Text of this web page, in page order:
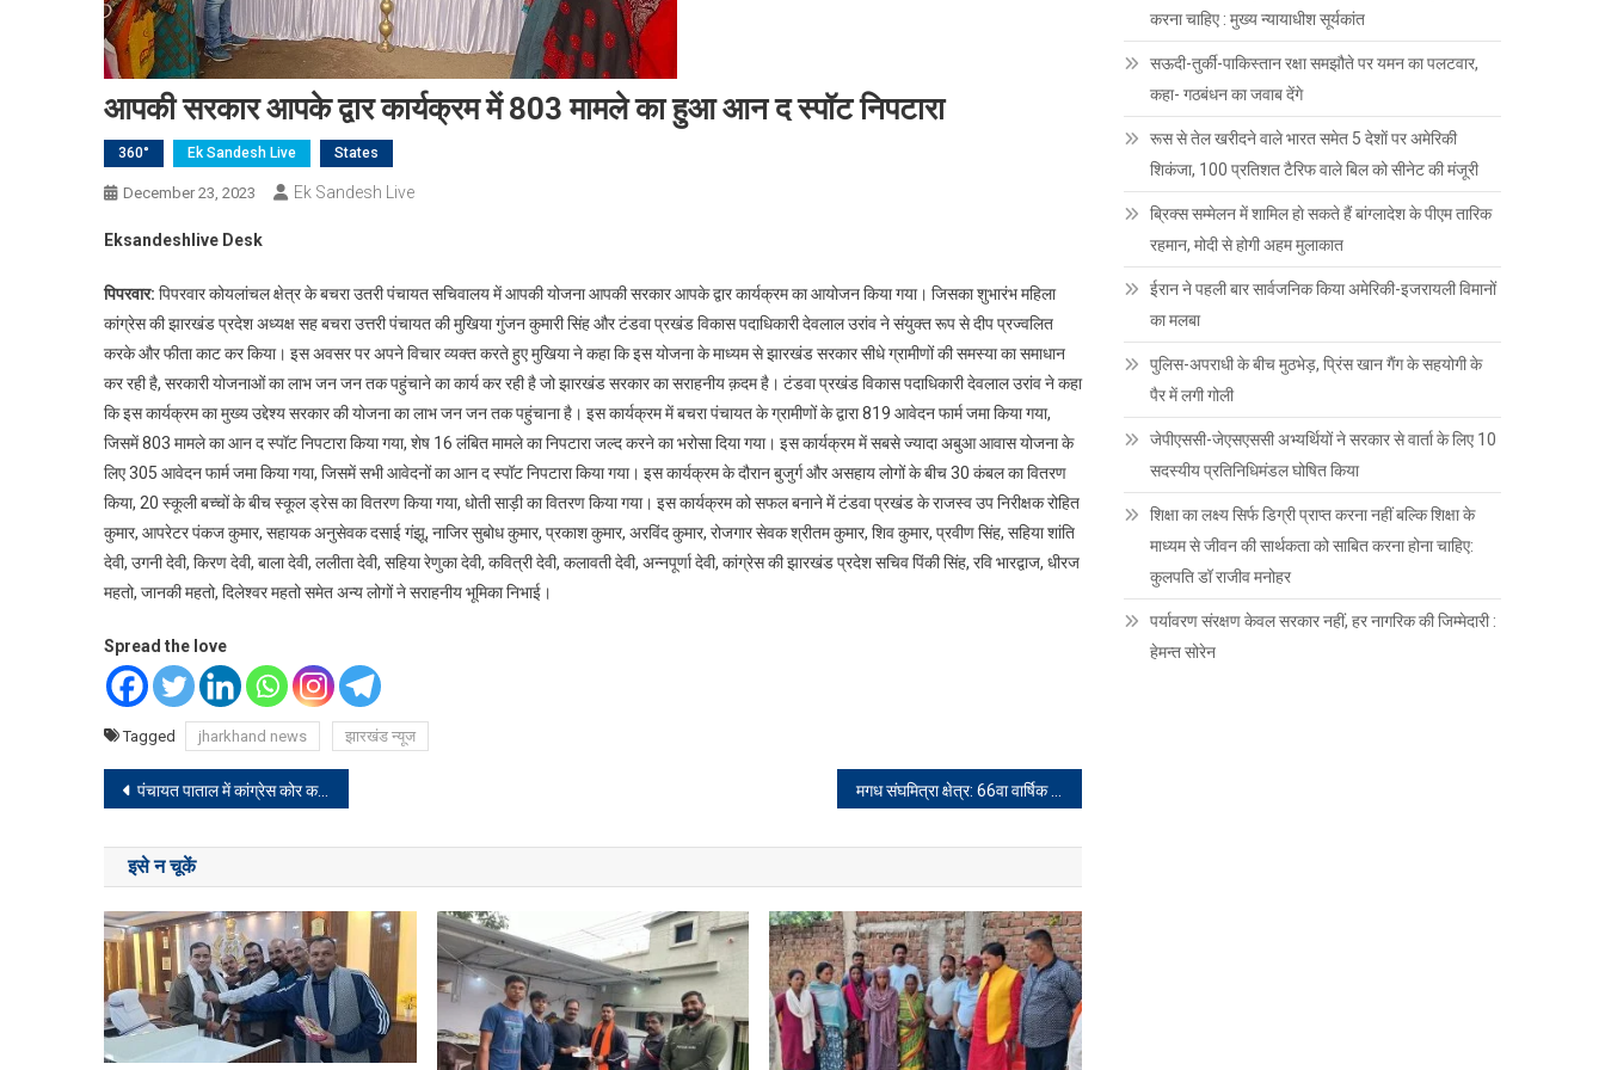
आपकी सरकार आपके द्वार कार्यक्रम में 803 मामले का हुआ आन द स्पॉट निपटारा
360° Ek Sandesh Live States
December 23, 2023 Ek Sandesh Live
Eksandeshlive Desk
पिपरवार: पिपरवार कोयलांचल क्षेत्र के बचरा उतरी पंचायत सचिवालय में आपकी योजना आपकी सरकार आपके द्वार कार्यक्रम का आयोजन किया गया। जिसका शुभारंभ महिला
कांग्रेस की झारखंड प्रदेश अध्यक्ष सह बचरा उत्तरी पंचायत की मुखिया गुंजन कुमारी सिंह और टंडवा प्रखंड विकास पदाधिकारी देवलाल उरांव ने संयुक्त रूप से दीप प्रज्वलित
करके और फीता काट कर किया। इस अवसर पर अपने विचार व्यक्त करते हुए मुखिया ने कहा कि इस योजना के माध्यम से झारखंड सरकार सीधे ग्रामीणों की समस्या का समाधान
कर रही है, सरकारी योजनाओं का लाभ जन जन तक पहुंचाने का कार्य कर रही है जो झारखंड सरकार का सराहनीय क़दम है। टंडवा प्रखंड विकास पदाधिकारी देवलाल उरांव ने कहा
कि इस कार्यक्रम का मुख्य उद्देश्य सरकार की योजना का लाभ जन जन तक पहुंचाना है। इस कार्यक्रम में बचरा पंचायत के ग्रामीणों के द्वारा 819 आवेदन फार्म जमा किया गया,
जिसमें 803 मामले का आन द स्पॉट निपटारा किया गया, शेष 16 लंबित मामले का निपटारा जल्द करने का भरोसा दिया गया। इस कार्यक्रम में सबसे ज्यादा अबुआ आवास योजना के
लिए 305 आवेदन फार्म जमा किया गया, जिसमें सभी आवेदनों का आन द स्पॉट निपटारा किया गया। इस कार्यक्रम के दौरान बुजुर्ग और असहाय लोगों के बीच 30 कंबल का वितरण
किया, 20 स्कूली बच्चों के बीच स्कूल ड्रेस का वितरण किया गया, धोती साड़ी का वितरण किया गया। इस कार्यक्रम को सफल बनाने में टंडवा प्रखंड के राजस्व उप निरीक्षक रोहित
कुमार, आपरेटर पंकज कुमार, सहायक अनुसेवक दसाई गंझू, नाजिर सुबोध कुमार, प्रकाश कुमार, अरविंद कुमार, रोजगार सेवक श्रीतम कुमार, शिव कुमार, प्रवीण सिंह, सहिया शांति
देवी, उगनी देवी, किरण देवी, बाला देवी, ललीता देवी, सहिया रेणुका देवी, कवित्री देवी, कलावती देवी, अन्नपूर्णा देवी, कांग्रेस की झारखंड प्रदेश सचिव पिंकी सिंह, रवि भारद्वाज, धीरज
महतो, जानकी महतो, दिलेश्वर महतो समेत अन्य लोगों ने सराहनीय भूमिका निभाई।
Spread the love
Tagged jharkhand news झारखंड न्यूज
Post
navigation
पंचायत पाताल में कांग्रेस कोर कमेटी का हुआ गठन, फुलेश्वर महतो बने पंचायत अध्यक्ष मगध संघमित्रा क्षेत्र: 66वा वार्षिक खान सुरक्षा सप्ताह में सुरक्षा पर दिया गया विशेष बल
इसे न चूकें
करना चाहिए : मुख्य न्यायाधीश सूर्यकांत
सऊदी-तुर्की-पाकिस्तान रक्षा समझौते पर यमन का पलटवार,
कहा- गठबंधन का जवाब देंगे
रूस से तेल खरीदने वाले भारत समेत 5 देशाें पर अमेरिकी
शिकंजा, 100 प्रतिशत टैरिफ वाले बिल को सीनेट की मंजूरी
ब्रिक्स सम्मेलन में शामिल हाे सकते हैं बांग्लादेश के पीएम तारिक
रहमान, मोदी से होगी अहम मुलाकात
ईरान ने पहली बार सार्वजनिक किया अमेरिकी-इजरायली विमानों
का मलबा
पुलिस-अपराधी के बीच मुठभेड़, प्रिंस खान गैंग के सहयोगी के
पैर में लगी गोली
जेपीएससी-जेएसएससी अभ्यर्थियों ने सरकार से वार्ता के लिए 10
सदस्यीय प्रतिनिधिमंडल घोषित किया
शिक्षा का लक्ष्य सिर्फ डिग्री प्राप्त करना नहीं बल्कि शिक्षा के
माध्यम से जीवन की सार्थकता को साबित करना होना चाहिए:
कुलपति डॉ राजीव मनोहर
पर्यावरण संरक्षण केवल सरकार नहीं, हर नागरिक की जिम्मेदारी :
हेमन्त सोरेन